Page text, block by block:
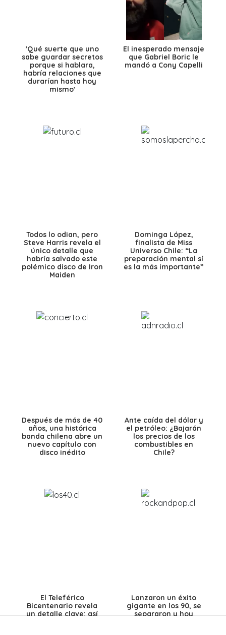
'Qué suerte que uno
sabe guardar secretos
porque si hablara,
habría relaciones que
durarían hasta hoy
mismo'
El inesperado mensaje
que Gabriel Boric le
mandó a Cony Capelli
Todos lo odian, pero
Steve Harris revela el
único detalle que
habría salvado este
polémico disco de Iron
Maiden
Dominga López,
finalista de Miss
Universo Chile: “La
preparación mental sí
es la más importante”
Después de más de 40
años, una histórica
banda chilena abre un
nuevo capítulo con
disco inédito
Ante caída del dólar y
el petróleo: ¿Bajarán
los precios de los
combustibles en
Chile?
El Teleférico
Bicentenario revela
un detalle clave: así
Lanzaron un éxito
gigante en los 90, se
separaron y hoy